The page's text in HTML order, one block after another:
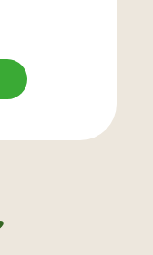
Rue Saint-Antoine